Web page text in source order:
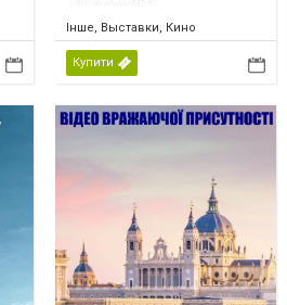
Інше, Выставки, Кино
Купити